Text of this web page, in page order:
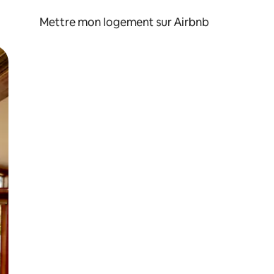
Mettre mon logement sur Airbnb